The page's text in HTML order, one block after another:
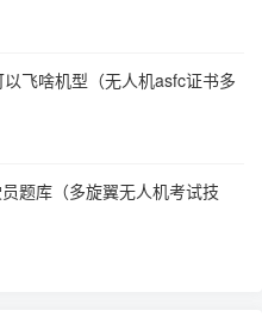
飞啥机型（无人机asfc证书多
题库（多旋翼无人机考试技